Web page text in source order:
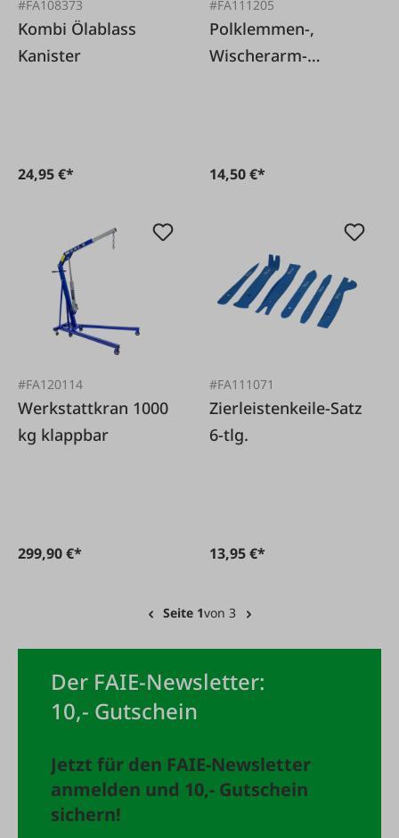
#FA108373
Kombi Ölablass
Kanister
24,95 €*
#FA111205
Polklemmen-,
Wischerarm-
14,50 €*
#FA120114
Werkstattkran 1000
kg klappbar
299,90 €*
#FA111071
Zierleistenkeile-Satz
6-tlg.
13,95 €*
Seite 1von 3
Der FAIE-Newsletter:
10,- Gutschein
Jetzt für den FAIE-Newsletter
anmelden und 10,- Gutschein
sichern!